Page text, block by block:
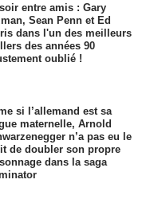
entre amis : Gary
Sean Penn et Ed
dans l'un des meilleurs
des années 90
oublié !
si l’allemand est sa
maternelle, Arnold
n’a pas eu le
de doubler son propre
dans la saga